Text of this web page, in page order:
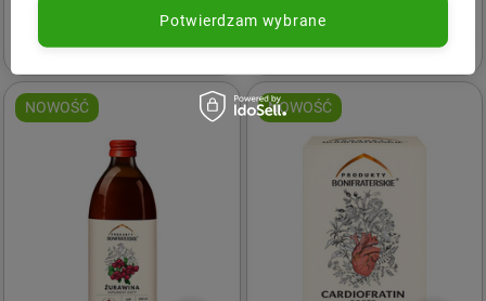
30,90 zł
Maliny 500 ml
36,02 zł
NOWOŚĆ NOWOŚĆ
Potwierdzam wybrane